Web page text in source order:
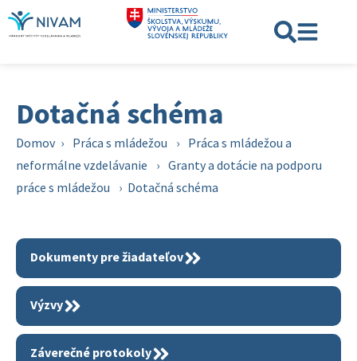
Dotačná schéma
Domov › Práca s mládežou › Práca s mládežou a
neformálne vzdelávanie
› Granty a dotácie na podporu
práce s mládežou
› Dotačná schéma
Dokumenty pre žiadateľov
Výzvy
Záverečné protokoly